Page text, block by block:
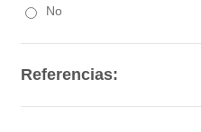
No
Referencias: